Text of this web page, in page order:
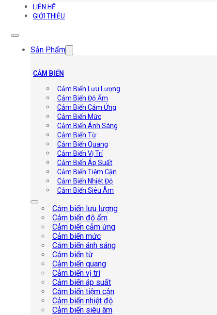
LIÊN HỆ
GIỚI THIỆU
Sản Phẩm
CẢM BIẾN
Cảm Biến Lưu Lượng
Cảm Biến Độ Ẩm
Cảm Biến Cảm Ứng
Cảm Biến Mức
Cảm Biến Ánh Sáng
Cảm Biến Từ
Cảm Biến Quang
Cảm Biến Vị Trí
Cảm Biến Áp Suất
Cảm Biến Tiệm Cận
Cảm Biến Nhiệt Độ
Cảm Biến Siêu Âm
Cảm biến lưu lượng
Cảm biến độ ẩm
Cảm biến cảm ứng
Cảm biến mức
Cảm biến ánh sáng
Cảm biến từ
Cảm biến quang
Cảm biến vị trí
Cảm biến áp suất
Cảm biến tiệm cận
Cảm biến nhiệt độ
Cảm biến siêu âm